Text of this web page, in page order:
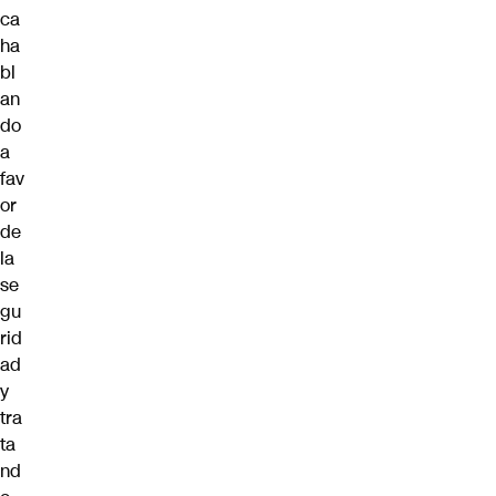
ca
ha
bl
an
do
a
fav
or
de
la
se
gu
rid
ad
y
tra
ta
nd